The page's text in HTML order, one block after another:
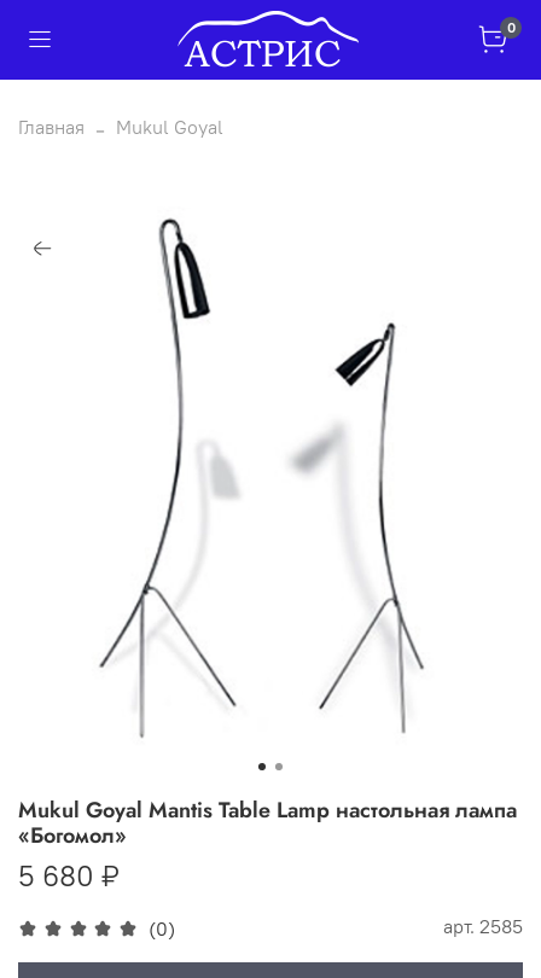
0
Главная Mukul Goyal
(0) арт. 2585
Mukul Goyal Mantis Table Lamp настольная лампа
«Богомол»
5 680 ₽